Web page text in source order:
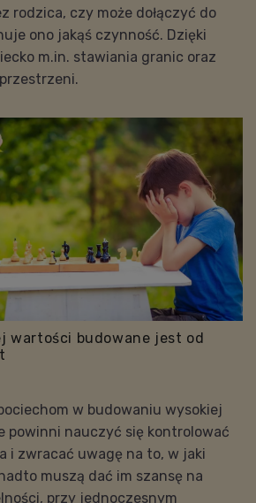
rodzica, czy może dołączyć do
ono jakąś czynność. Dzięki
m.in. stawiania granic oraz
wartości budowane jest od
w budowaniu wysokiej
powinni nauczyć się kontrolować
i zwracać uwagę na to, w jaki
muszą dać im szansę na
przy jednoczesnym